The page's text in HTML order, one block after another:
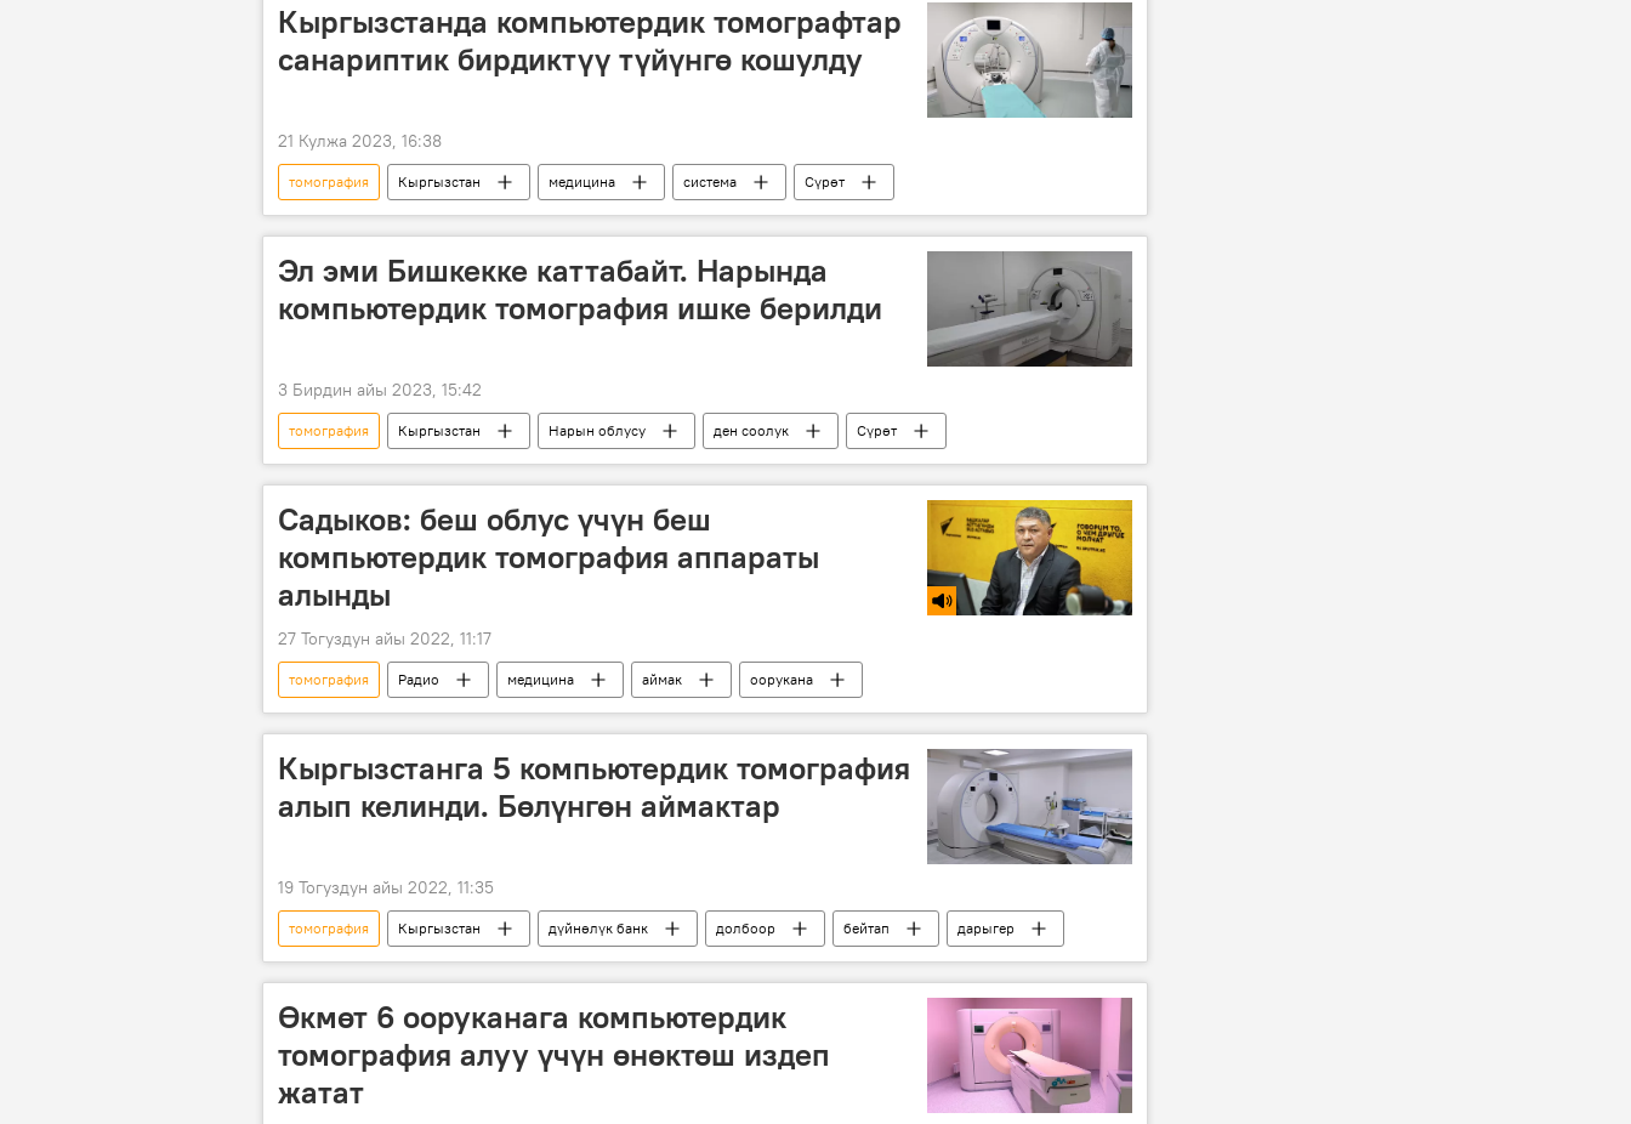
Кыргызстанда компьютердик томографтар
санариптик бирдиктүү түйүнгө кошулду
21 Кулжа 2023, 16:38
томография Кыргызстан медицина система Сүрөт
Эл эми Бишкекке каттабайт. Нарында
компьютердик томография ишке берилди
3 Бирдин айы 2023, 15:42
томография Кыргызстан Нарын облусу ден соолук Сүрөт
Садыков: беш облус үчүн беш
компьютердик томография аппараты
алынды
27 Тогуздун айы 2022, 11:17
томография Радио медицина аймак оорукана
Кыргызстанга 5 компьютердик томография
алып келинди. Бөлүнгөн аймактар
19 Тогуздун айы 2022, 11:35
томография Кыргызстан дүйнөлүк банк долбоор бейтап дарыгер
Өкмөт 6 ооруканага компьютердик
томография алуу үчүн өнөктөш издеп
жатат